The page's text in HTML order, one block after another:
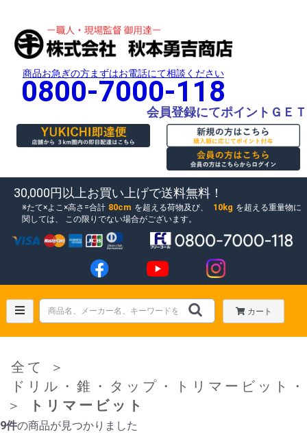
商品お急ぎの方まずはお電話にて相談ください
0800-7000-118
会員登録にてポイントＧＥＴ
30,000円以上お買い上げで送料無料！
たて×よこ×高さ=合計 80cm を超える荷物及び、 10kg を超える重量物に
関しては、
この限りでない場合がございます。
カート
全て
＞
ドリル・錐・タップ・トリマービット
＞
トリマービット
9件の商品が見つかりました